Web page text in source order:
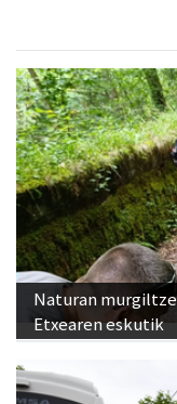
Naturan
Etxearen eskutik